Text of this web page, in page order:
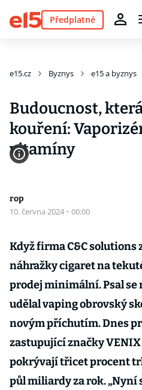
Předplatné
e15.cz Byznys e15 a byznys
Budoucnost,
kouření:
vitamíny
rop
10. června 2024 · 00:00
Když firma C&C solutions
náhražky cigaret na
prodej minimální. Psal se
udělal vaping obrovský
novým příchutím. Dnes
zastupující značky VENIX
pokrývají třicet procent
půl miliardy za rok. „Nyní